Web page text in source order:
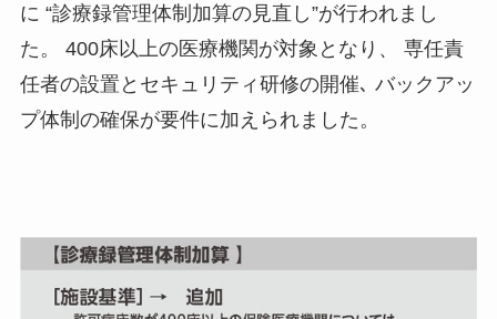
に “診療録管理体制加算の見直し”が行われまし
た。 400床以上の医療機関が対象となり、 専任責
任者の設置とセキュリティ研修の開催､ バックアッ
プ体制の確保が要件に加えられました。